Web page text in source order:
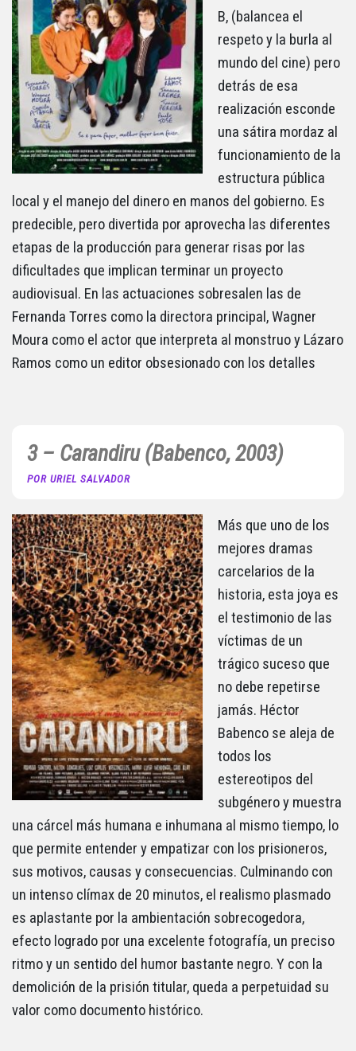
B, (balancea el
respeto y la burla al
mundo del cine) pero
detrás de esa
realización esconde
una sátira mordaz al
funcionamiento de la
estructura pública
local y el manejo del dinero en manos del gobierno. Es
predecible, pero divertida por aprovecha las diferentes
etapas de la producción para generar risas por las
dificultades que implican terminar un proyecto
audiovisual. En las actuaciones sobresalen las de
Fernanda Torres como la directora principal, Wagner
Moura como el actor que interpreta al monstruo y Lázaro
Ramos como un editor obsesionado con los detalles
3 – Carandiru (Babenco, 2003)
POR URIEL SALVADOR
Más que uno de los
mejores dramas
carcelarios de la
historia, esta joya es
el testimonio de las
víctimas de un
trágico suceso que
no debe repetirse
jamás. Héctor
Babenco se aleja de
todos los
estereotipos del
subgénero y muestra
una cárcel más humana e inhumana al mismo tiempo, lo
que permite entender y empatizar con los prisioneros,
sus motivos, causas y consecuencias. Culminando con
un intenso clímax de 20 minutos, el realismo plasmado
es aplastante por la ambientación sobrecogedora,
efecto logrado por una excelente fotografía, un preciso
ritmo y un sentido del humor bastante negro. Y con la
demolición de la prisión titular, queda a perpetuidad su
valor como documento histórico.